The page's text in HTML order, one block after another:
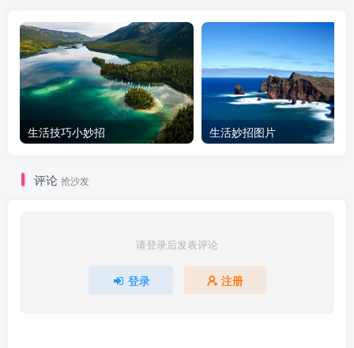
生活技巧小妙招 生活妙招图片
评论 抢沙发
请登录后发表评论
登录 注册